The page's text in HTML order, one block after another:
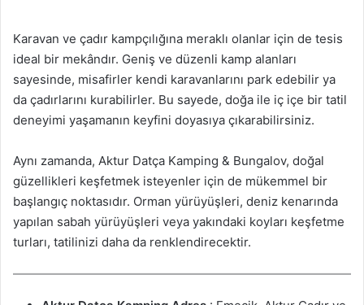
Karavan ve çadır kampçılığına meraklı olanlar için de tesis
ideal bir mekândır. Geniş ve düzenli kamp alanları
sayesinde, misafirler kendi karavanlarını park edebilir ya
da çadırlarını kurabilirler. Bu sayede, doğa ile iç içe bir tatil
deneyimi yaşamanın keyfini doyasıya çıkarabilirsiniz.
Aynı zamanda, Aktur Datça Kamping & Bungalov, doğal
güzellikleri keşfetmek isteyenler için de mükemmel bir
başlangıç noktasıdır. Orman yürüyüşleri, deniz kenarında
yapılan sabah yürüyüşleri veya yakındaki koyları keşfetme
turları, tatilinizi daha da renklendirecektir.